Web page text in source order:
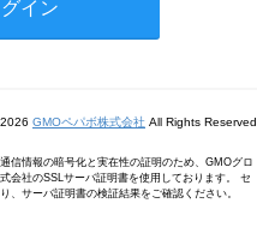
GMOペパボ株式会社 All Rights Reserved.
信情報の暗号化と実在性の証明のため、GMOグロ
会社のSSLサーバ証明書を使用しております。 セ
、サーバ証明書の検証結果をご確認ください。